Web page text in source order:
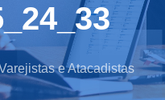
e Atacadistas